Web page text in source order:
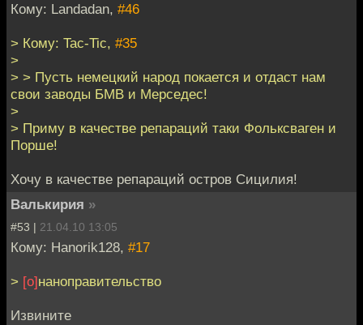
Кому: Landadan, #46
> Кому: Tac-Tic, #35
>
> > Пусть немецкий народ покается и отдаст нам
свои заводы БМВ и Мерседес!
>
> Приму в качестве репараций таки Фольксваген и
Порше!
Хочу в качестве репараций остров Сицилия!
Валькирия »
#53 | 21.04.10 13:05
Кому: Hanorik128, #17
> [о]наноправительство
Извините